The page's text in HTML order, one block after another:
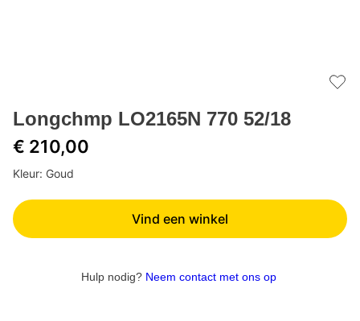
Longchmp LO2165N 770 52/18
€ 210,00
Kleur: Goud
Vind een winkel
Hulp nodig? Neem contact met ons op